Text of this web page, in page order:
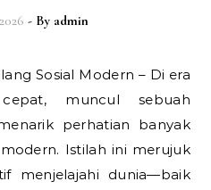
- By admin
muncul sebuah
perhatian banyak
Istilah ini merujuk
menjelajahi dunia—baik